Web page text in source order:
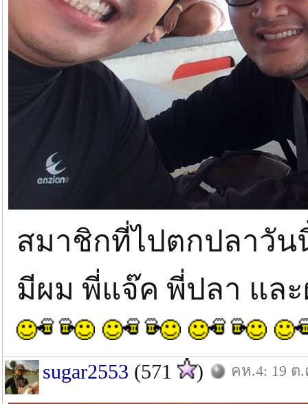
สมาชิกที่ไปตกปลาวัน
มีผม พี่แจ๊ค พี่ปลา แล
sugar2553 (571 ) คห.4: 19 ต.